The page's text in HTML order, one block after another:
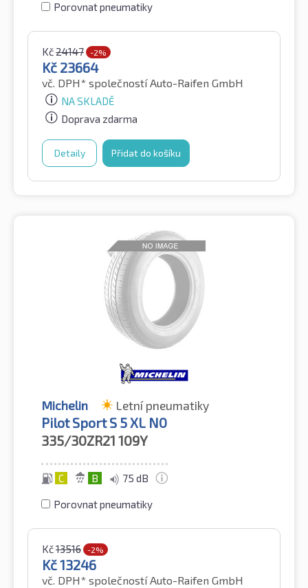
Porovnat pneumatiky
Kč24147 -2%
Kč 23664
vč. DPH* společností Auto-Raifen GmbH
NA SKLADĚ
Doprava zdarma
Detaily Přidat do košíku
Michelin Letní pneumatiky
Pilot Sport S 5 XL N0
335/30ZR21 109Y
C B 75 dB
Porovnat pneumatiky
Kč13516 -2%
Kč13246
vč. DPH* společností Auto-Raifen GmbH